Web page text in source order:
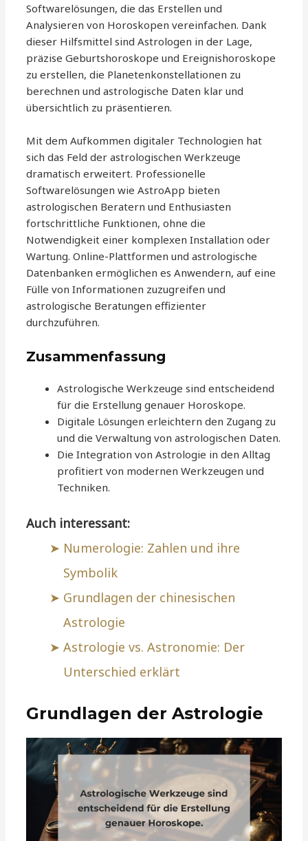
Softwarelösungen, die das Erstellen und
Analysieren von Horoskopen vereinfachen. Dank
dieser Hilfsmittel sind Astrologen in der Lage,
präzise Geburtshoroskope und Ereignishoroskope
zu erstellen, die Planetenkonstellationen zu
berechnen und astrologische Daten klar und
übersichtlich zu präsentieren.
Mit dem Aufkommen digitaler Technologien hat
sich das Feld der astrologischen Werkzeuge
dramatisch erweitert. Professionelle
Softwarelösungen wie AstroApp bieten
astrologischen Beratern und Enthusiasten
fortschrittliche Funktionen, ohne die
Notwendigkeit einer komplexen Installation oder
Wartung. Online-Plattformen und astrologische
Datenbanken ermöglichen es Anwendern, auf eine
Fülle von Informationen zuzugreifen und
astrologische Beratungen effizienter
durchzuführen.
Zusammenfassung
Astrologische Werkzeuge sind entscheidend
für die Erstellung genauer Horoskope.
Digitale Lösungen erleichtern den Zugang zu
und die Verwaltung von astrologischen Daten.
Die Integration von Astrologie in den Alltag
profitiert von modernen Werkzeugen und
Techniken.
Auch interessant:
Numerologie: Zahlen und ihre
Symbolik
Grundlagen der chinesischen
Astrologie
Astrologie vs. Astronomie: Der
Unterschied erklärt
Grundlagen der Astrologie